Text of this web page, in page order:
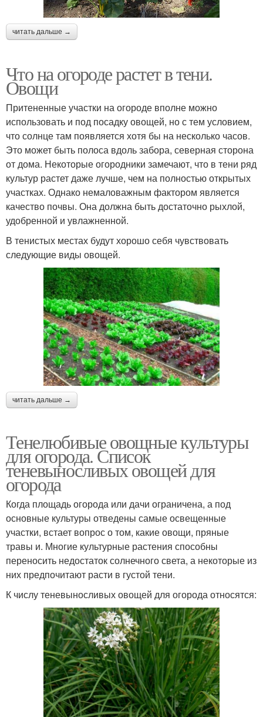
читать дальше →
Что на огороде растет в тени.
Овощи
Притененные участки на огороде вполне можно
использовать и под посадку овощей, но с тем условием,
что солнце там появляется хотя бы на несколько часов.
Это может быть полоса вдоль забора, северная сторона
от дома. Некоторые огородники замечают, что в тени ряд
культур растет даже лучше, чем на полностью открытых
участках. Однако немаловажным фактором является
качество почвы. Она должна быть достаточно рыхлой,
удобренной и увлажненной.
В тенистых местах будут хорошо себя чувствовать
следующие виды овощей.
читать дальше →
Тенелюбивые овощные культуры
для огорода. Список
теневыносливых овощей для
огорода
Когда площадь огорода или дачи ограничена, а под
основные культуры отведены самые освещенные
участки, встает вопрос о том, какие овощи, пряные
травы и. Многие культурные растения способны
переносить недостаток солнечного света, а некоторые из
них предпочитают расти в густой тени.
К числу теневыносливых овощей для огорода относятся: